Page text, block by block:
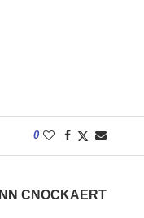
0
CNOCKAERT